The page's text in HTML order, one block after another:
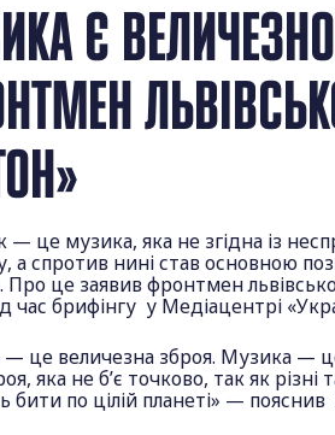
Є
— це музика, яка не згідна із
а спротив нині став основною
Про це заявив фронтмен
час брифінгу у Медіацентрі
це величезна зброя. Музика —
яка не б’є точково, так як
бити по цілій планеті» —